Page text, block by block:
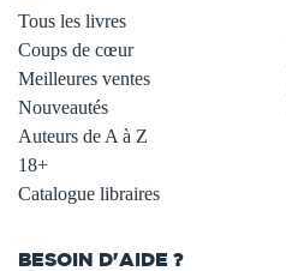
Tous les livres
Coups de cœur
Meilleures ventes
Nouveautés
Auteurs de A à Z
18+
Catalogue libraires
BESOIN D'AIDE ?